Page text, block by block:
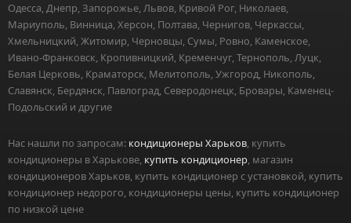
Одесса, Днепр, Запорожье, Львов, Кривой Рог, Николаев,
Мариуполь, Винница, Херсон, Полтава, Чернигов, Черкассы,
Хмельницкий, Житомир, Черновцы, Сумы, Ровно, Каменское,
Ивано-Франковск, Кропивницкий, Кременчуг, Тернополь, Луцк,
Белая Церковь, Краматорск, Мелитополь, Ужгород, Никополь,
Славянск, Бердянск, Павлоград, Северодонецк, Бровары, Каменец-
Подольский и другие
Нас нашли по запросам: кондиционеры Харьков, купить
кондиционеры в Харькове, купить кондиционер, магазин
кондиционеров Харьков, купить кондиционер с установкой, купить
кондиционер недорого, кондиционеры цены, купить кондиционер
по низкой цене